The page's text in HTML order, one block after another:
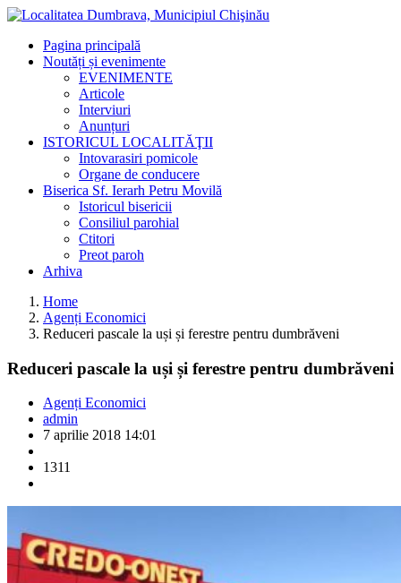
Pagina principală
Noutăți și evenimente
EVENIMENTE
Articole
Interviuri
Anunțuri
ISTORICUL LOCALITĂŢII
Intovarasiri pomicole
Organe de conducere
Biserica Sf. Ierarh Petru Movilă
Istoricul bisericii
Consiliul parohial
Ctitori
Preot paroh
Arhiva
Home
Agenți Economici
Reduceri pascale la uși și ferestre pentru dumbrăveni
Reduceri pascale la uși și ferestre pentru dumbrăveni
Agenți Economici
admin
7 aprilie 2018 14:01
1311